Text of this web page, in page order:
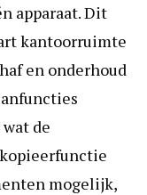
apparaat. Dit
kantoorruimte
en onderhoud
de
mogelijk,